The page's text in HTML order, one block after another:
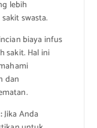
lebih
swasta.
biaya infus
sakit. Hal ini
dan
Jika Anda